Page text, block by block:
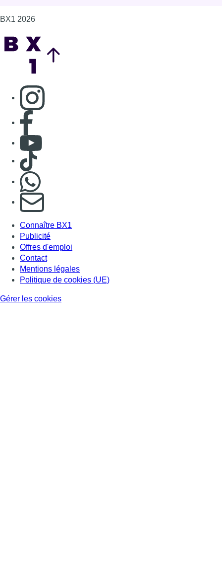
S'abonner à notre newsletter
Connaître BX1
Publicité
Offres d'emploi
Contact
Mentions légales
Politique de cookies (UE)
Gérer les cookies